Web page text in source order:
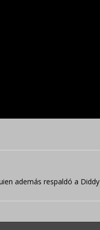
además respaldó a Diddy